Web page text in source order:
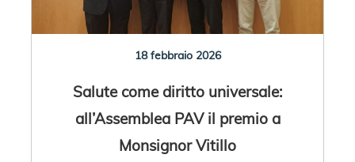
18 febbraio 2026
Salute come diritto universale:
all’Assemblea PAV il premio a
Monsignor Vitillo